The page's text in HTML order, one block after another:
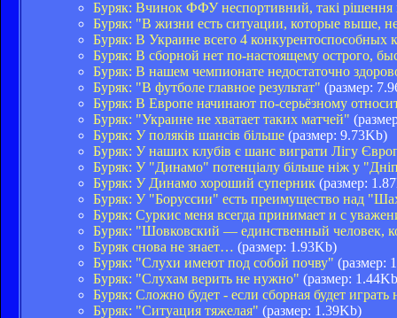
Буряк: Вчинок ФФУ неспортивний, такі рішення
Буряк: "В жизни есть ситуации, которые выше,
Буряк: В Украине всего 4 конкурентоспособных
Буряк: В сборной нет по-настоящему острого,
Буряк: В нашем чемпионате недостаточно
Буряк: "В футболе главное результат" (размер:
Буряк: В Европе начинают по-серьёзному
Буряк: "Украине не хватает таких матчей"
Буряк: У поляків шансів більше (размер: 9.73Kb)
Буряк: У наших клубів є шанс виграти Лігу
Буряк: У "Динамо" потенціалу більше ніж у
Буряк: У Динамо хороший суперник (размер:
Буряк: У "Боруссии" есть преимущество над
Буряк: Суркис меня всегда принимает и с
Буряк: "Шовковский — единственный человек,
Буряк снова не знает… (размер: 1.93Kb)
Буряк: "Слухи имеют под собой почву" (размер:
Буряк: "Слухам верить не нужно" (размер:
Буряк: Сложно будет - если сборная будет играть
Буряк: "Ситуация тяжелая" (размер: 1.39Kb)